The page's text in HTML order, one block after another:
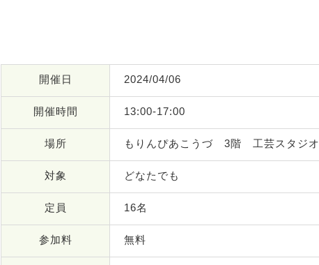
開催日 2024/04/06
開催時間 13:00-17:00
場所 もりんぴあこうづ 3階 工芸スタジオ
対象 どなたでも
定員 16名
参加料 無料